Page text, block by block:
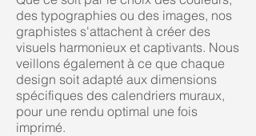
des typographies ou des images, nos
graphistes s'attachent à créer des
visuels harmonieux et captivants. Nous
veillons également à ce que chaque
design soit adapté aux dimensions
spécifiques des calendriers muraux,
pour une rendu optimal une fois
imprimé.